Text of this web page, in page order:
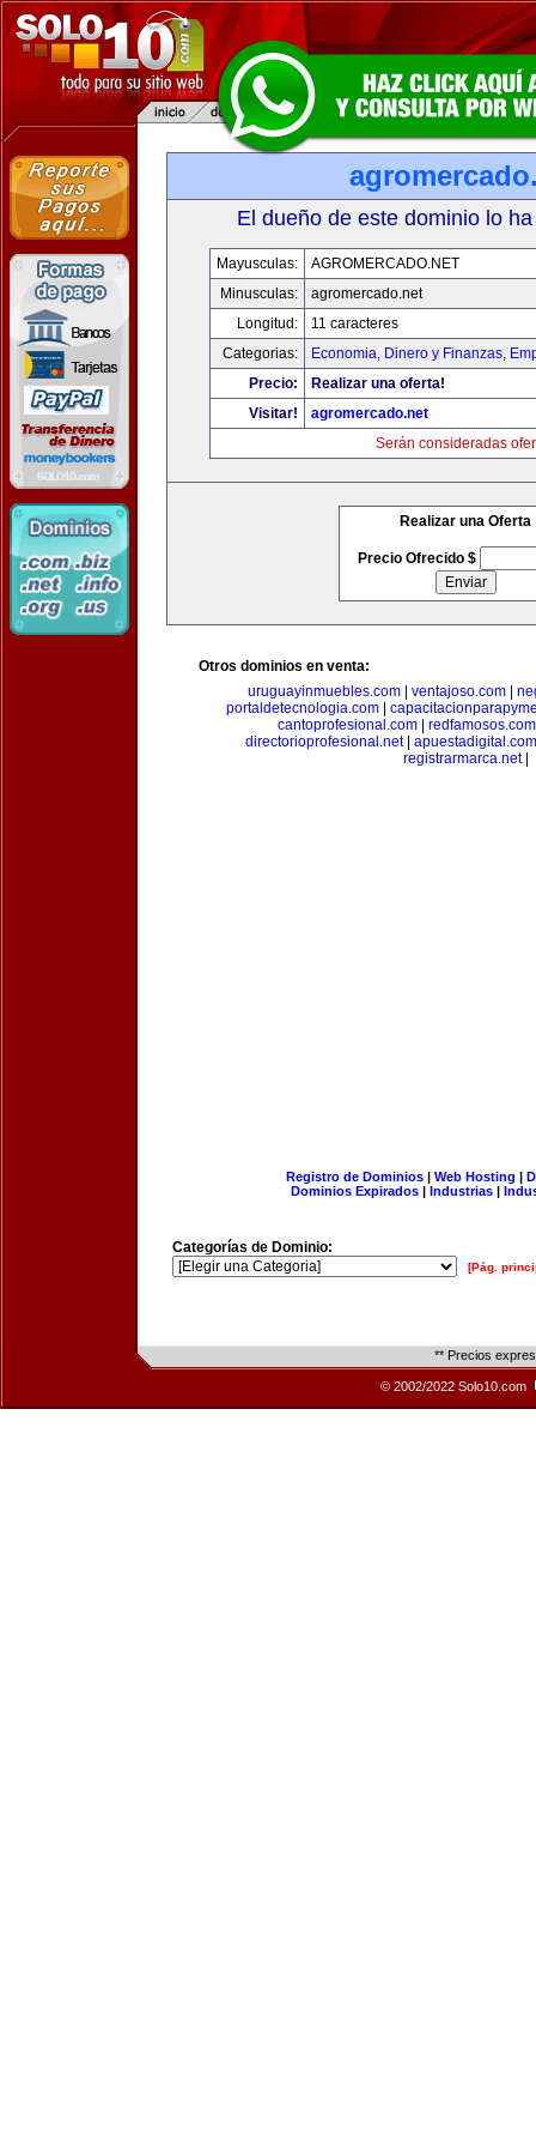
El dueño de este dominio lo
Mayusculas:
AGROMERCADO.NET
Minusculas:
agromercado.net
Longitud:
11 caracteres
Categorias:
Economia, Dinero y Finanzas,
Precio:
Realizar una oferta!
Visitar!
agromercado.net
Serán consideradas
Realizar una Oferta
Precio Ofrecido $
Otros dominios en venta:
uruguayinmuebles.com| ventajoso.com|
portaldetecnologia.com|
cantoprofesional.com
redfamosos.com
directorioprofesional.net| apuestadigital.com
registrarmarca.net|
Registro de Dominios| Web Hosting |
Dominios Expirados | Industrias |
Categorías de Dominio:
[Pág.
** Precios
© 2002/2022 Solo10.com